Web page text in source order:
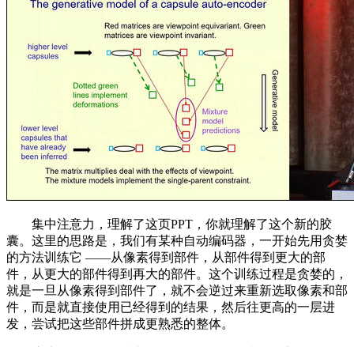
集中注意力，理解了这页PPT，你就理解了这个新的胶
囊。这里的思路是，我们有某种自动编码器，一开始先用贪婪
的方法训练它 ——从像素得到部件，从部件得到更大的部
件，从更大的部件得到再大的部件。这个训练过程是贪婪的，
就是一旦从像素得到部件了，就不会逆过来重新选取像素和部
件，而是就直接使用已经得到的结果，然后往更高的一层进
发，尝试把这些部件拼成更熟悉的整体。